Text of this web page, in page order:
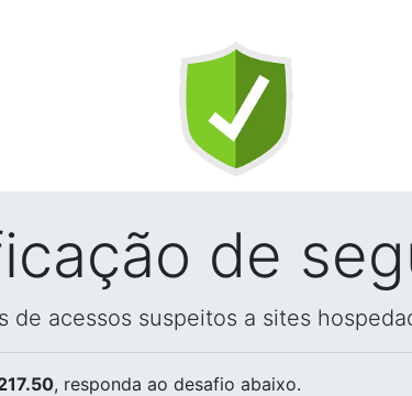
de
de acessos suspeitos a sites
, responda ao desafio abaixo.